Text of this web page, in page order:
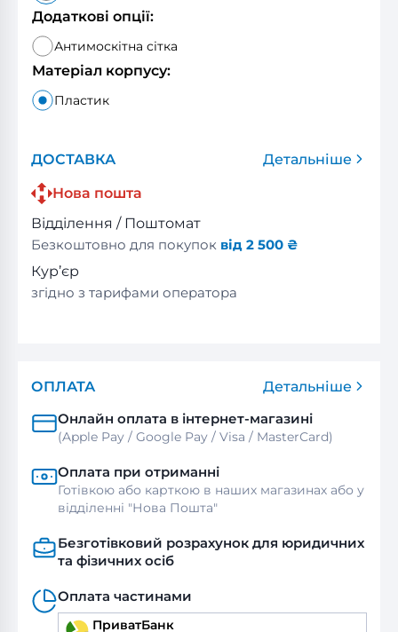
Додаткові опції:
Антимоскітна сітка
Матеріал корпусу:
Пластик
ДОСТАВКА
Детальніше
Нова пошта
Відділення / Поштомат
Безкоштовно для покупок від 2 500 ₴
Кур’єр
згідно з тарифами оператора
ОПЛАТА
Детальніше
Онлайн оплата в інтернет-магазині
(Apple Pay / Google Pay / Visa / MasterСard)
Оплата при отриманні
Готівкою або карткою в наших магазинах або у
відділенні "Нова Пошта"
Безготівковий розрахунок для юридичних
та фізичних осіб
Оплата частинами
ПриватБанк